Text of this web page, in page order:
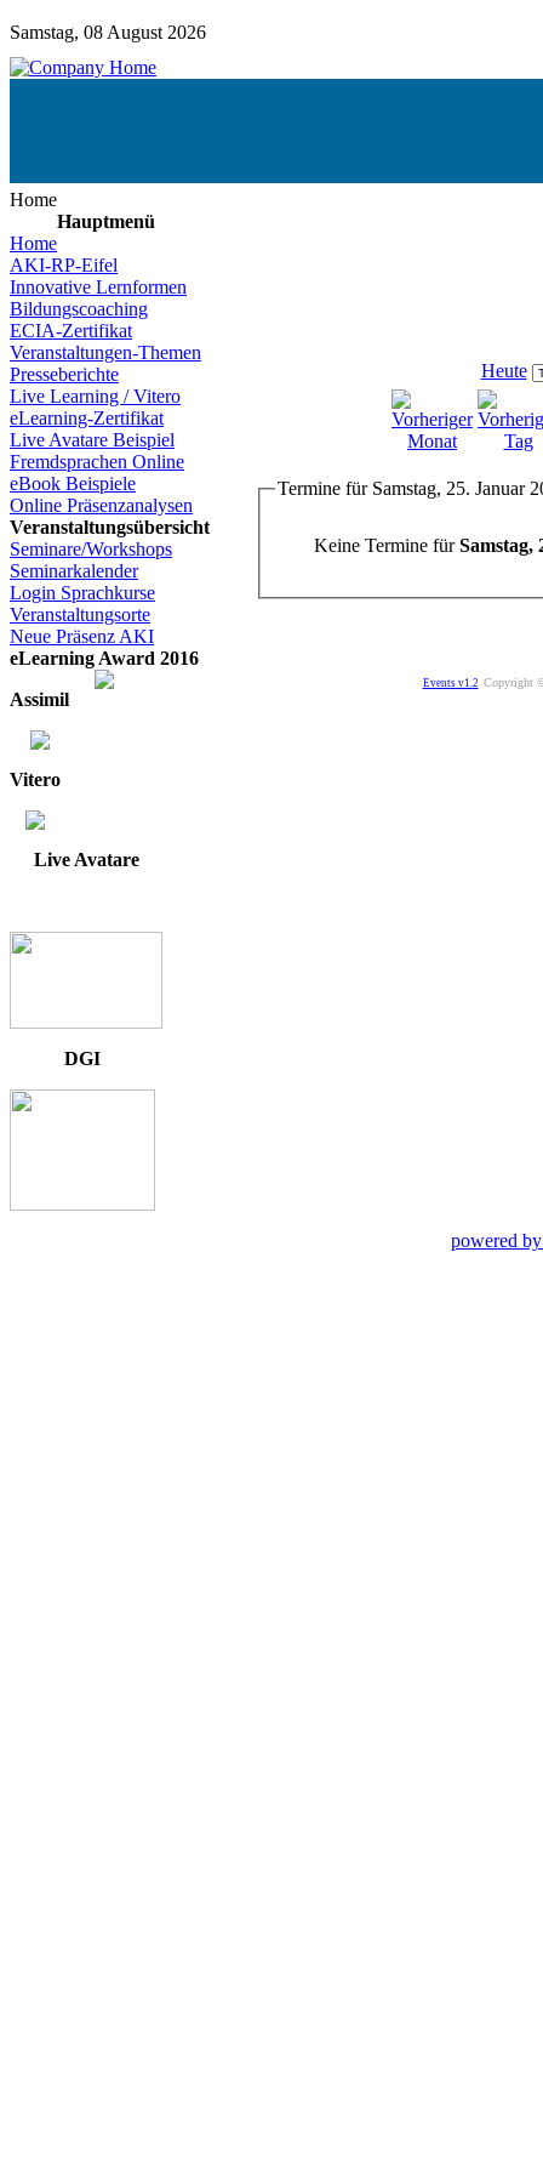
Samstag, 08 August 2026
Home
Hauptmenü
Home
AKI-RP-Eifel
Innovative Lernformen
Bildungscoaching
ECIA-Zertifikat
Veranstaltungen-Themen
Presseberichte
Live Learning / Vitero
eLearning-Zertifikat
Live Avatare Beispiel
Fremdsprachen Online
eBook Beispiele
Online Präsenzanalysen
Veranstaltungsübersicht
Seminare/Workshops
Seminarkalender
Login Sprachkurse
Veranstaltungsorte
Neue Präsenz AKI
eLearning Award 2016
Assimil
Vitero
Live Avatare
DGI
Heute
Termine für Samstag, 25. Januar
Keine Termine fürSamstag,
Events v1.2 Copyright
powered